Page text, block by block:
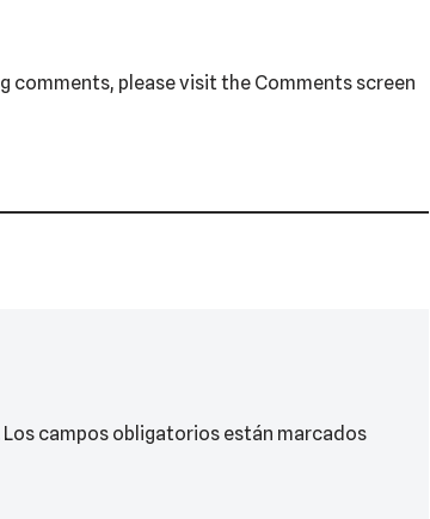
please visit the Comments screen
Los campos obligatorios están marcados